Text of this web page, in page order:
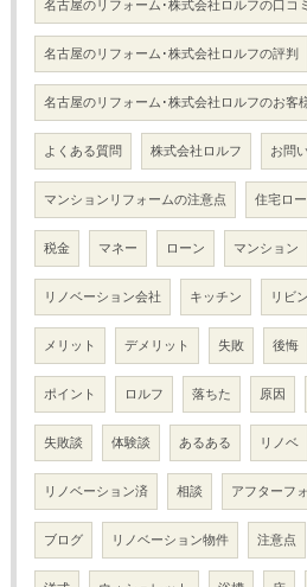
名古屋のリフォーム･株式会社ロルフの口コ
名古屋のリフォーム･株式会社ロルフの評判
名古屋のリフォーム･株式会社ロルフのお客
よくある質問 株式会社ロルフ お問
マンションリフォームの注意点 住宅ロ
税金 マネー ローン マンション
リノベーション会社 キッチン リビ
メリット デメリット 失敗 後悔
ポイント ロルフ 落ちた 原因
失敗談 体験談 あるある リノベ
リノベーション済 相談 アフターフ
ブログ リノベーション物件 注意点